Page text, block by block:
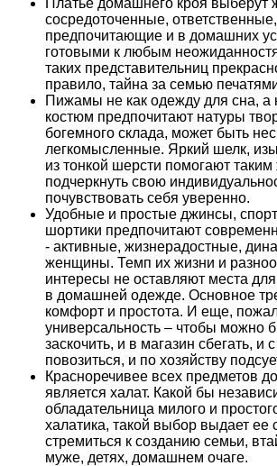
Платье домашнего кроя
сосредоточенные, ответственные,
предпочитающие и в домашних
готовыми к любым
таких представительниц
правило, тайна за семью
Пижамы не как одежду для сна, а
костюм предпочитают натуры
богемного склада, может быть
легкомысленные. Яркий шелк,
из тонкой шерсти помогают
подчеркнуть свою
почувствовать себя уверенно.
Удобные и простые джинсы,
шортики предпочитают
- активные, жизнерадостные,
женщины. Темп их жизни и
интересы не оставляют места
в домашней одежде. Основное
комфорт и простота. И еще,
универсальность – чтобы можно
заскочить, и в магазин сбегать, и
повозиться, и по хозяйству
Красноречивее всех предметов
является халат. Какой бы
обладательница милого и
халатика, такой выбор выдает ее
стремиться к созданию семьи,
муже, детях, домашнем очаге.